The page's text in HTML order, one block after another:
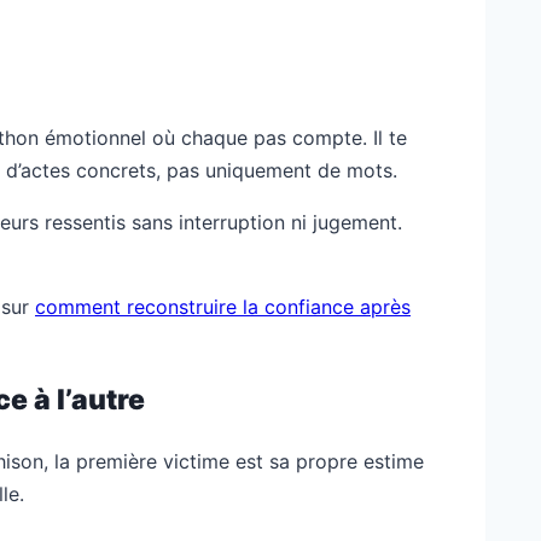
émotionnel où chaque pas compte. Il te
concrets, pas uniquement de mots.
ressentis sans interruption ni jugement.
comment reconstruire la confiance après
à l’autre
la première victime est sa propre estime